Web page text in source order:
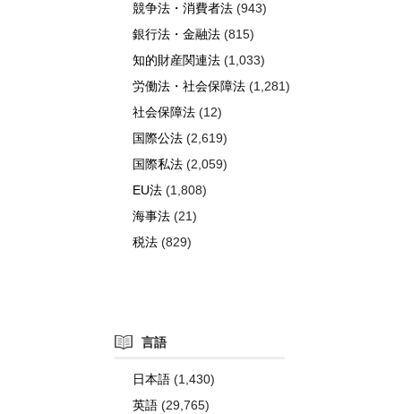
競争法・消費者法 (943)
銀行法・金融法 (815)
知的財産関連法 (1,033)
労働法・社会保障法 (1,281)
社会保障法 (12)
国際公法 (2,619)
国際私法 (2,059)
EU法 (1,808)
海事法 (21)
税法 (829)
言語
日本語 (1,430)
英語 (29,765)